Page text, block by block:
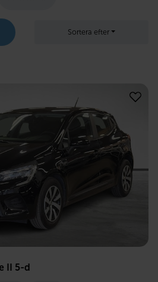
Sortera efter
II 5-d